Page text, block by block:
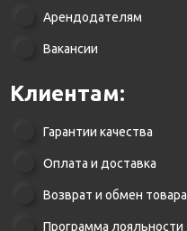
Арендодателям
Вакансии
Клиентам:
Гарантии качества
Оплата и доставка
Возврат и обмен товара
Программа лояльности